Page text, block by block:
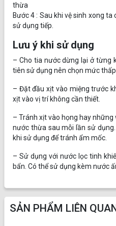
thừa
Bước 4 : Sau khi vệ sinh xong
sử dụng tiếp.
Lưu ý khi sử dụng
– Cho tia nước dừng lại ở từng
tiên sử dụng nên chọn mức
– Đặt đầu xịt vào miệng trước
xịt vào vị trí không cần thiết.
– Tránh xịt vào họng hay
nước thừa sau mỗi lần sử
khi sử dụng để tránh ẩm mốc.
– Sử dụng với nước lọc tinh
bẩn. Có thể sử dụng kèm nước
SẢN PHẨM LIÊN